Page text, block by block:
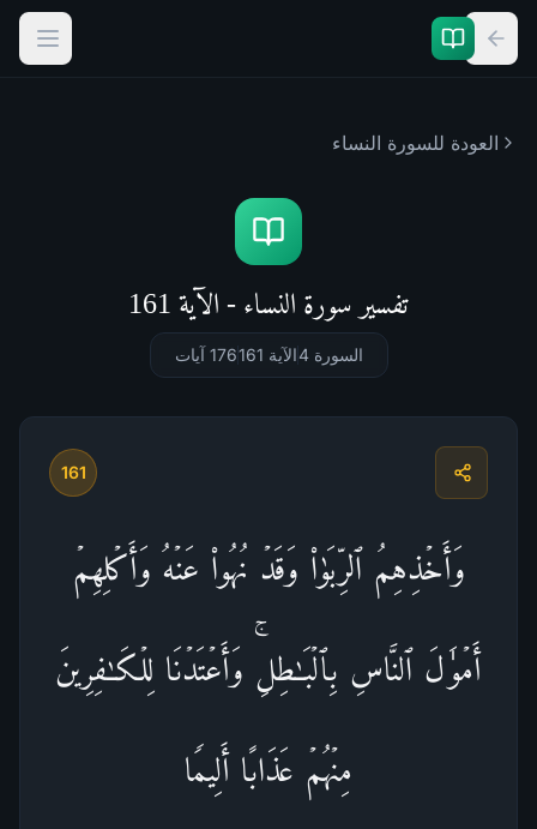
العودة للسورة النساء
تفسير سورة النساء - الآية 161
السورة 4 الآية 161 176 آيات
161
وَأَخۡذِهِمُ ٱلرِّبَوٰا۟ وَقَدۡ نُهُوا۟ عَنۡهُ وَأَكۡلِهِمۡ
أَمۡوَ ٰ⁠لَ ٱلنَّاسِ بِٱلۡبَـٰطِلِۚ وَأَعۡتَدۡنَا لِلۡكَـٰفِرِینَ
مِنۡهُمۡ عَذَابًا أَلِیمࣰا